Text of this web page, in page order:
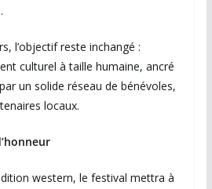
l’objectif reste inchangé :
culturel à taille humaine, ancré
un solide réseau de bénévoles,
locaux.
western, le festival mettra à